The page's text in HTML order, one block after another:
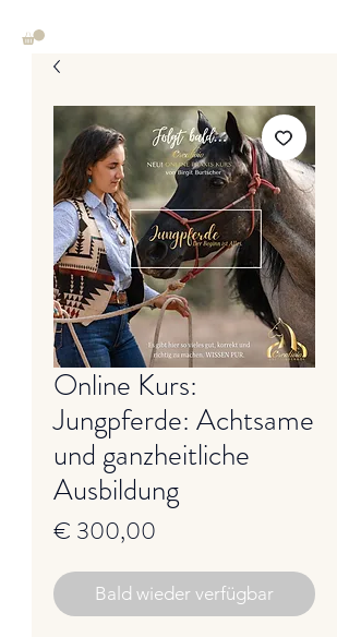
Online Kurs:
Jungpferde: Achtsame
und ganzheitliche
Ausbildung
€ 300,00
Bald wieder verfügbar